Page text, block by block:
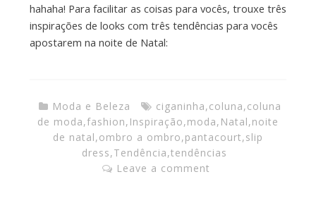
hahaha! Para facilitar as coisas para vocês, trouxe três
inspirações de looks com três tendências para vocês
apostarem na noite de Natal:
Moda e Beleza ciganinha,coluna,coluna
de moda,fashion, Inspiração,moda, Natal,noite
de natal,ombro a ombro,pantacourt,slip
dress,Tendência,tendências
Leave a comment